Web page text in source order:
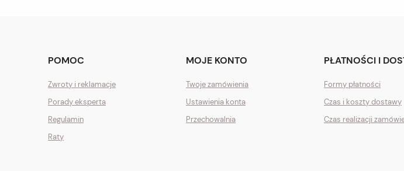
POMOC
Zwroty i reklamacje
Porady eksperta
Regulamin
Raty
MOJE KONTO
Twoje zamówienia
Ustawienia konta
Przechowalnia
PŁATNOŚCI I
Formy płatności
Czas i koszty dostawy
Czas realizacji